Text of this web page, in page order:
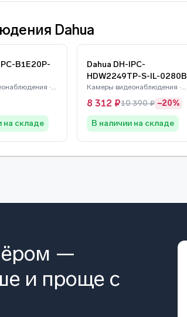
Dahua
B1E20P-
Камеры видеонаблюдения · Dahua
на складе
Dahua DH-IPC-
HDW2249TP-S-IL-0280B
Камеры видеонаблюдения · Dahua
8 312 ₽10 390 ₽ −20%
В наличии на складе
—
и проще с